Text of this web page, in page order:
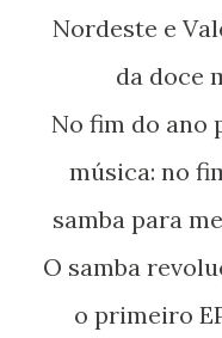
Nordeste e
da doce
No fim do ano passado me deparei com a mulher, compositora em forma de
música: no
samba para
O samba
o primeiro